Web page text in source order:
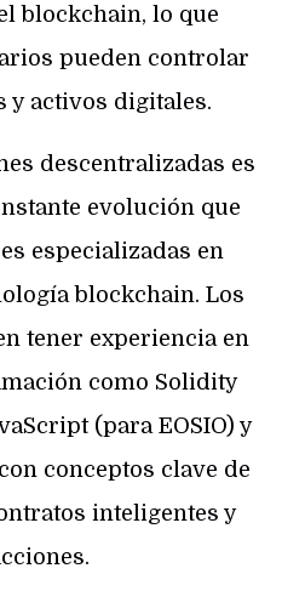
blockchain, lo que
pueden controlar
y activos digitales.
descentralizadas es
evolución que
especializadas en
blockchain. Los
tener experiencia en
como Solidity
(para EOSIO) y
conceptos clave de
inteligentes y